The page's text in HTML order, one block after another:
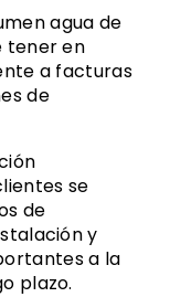
agua de
tener en
a facturas
de
se
de
y
a la
plazo.